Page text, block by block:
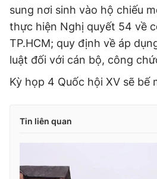
sung nơi sinh vào hộ chiếu
thực hiện Nghị quyết 54 về
TP.HCM; quy định về áp
luật đối với cán bộ, công
Kỳ họp 4 Quốc hội XV sẽ bế
Tin liên quan